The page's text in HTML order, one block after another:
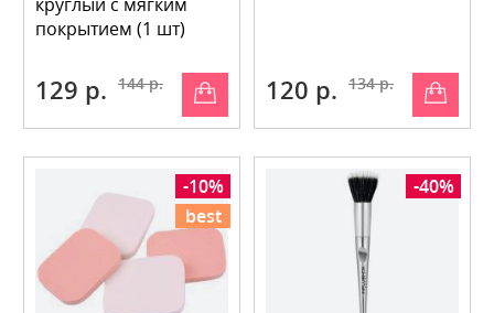
покрытием (1 шт)
129 р. 144 р. 120 р. 134 р.
-10%
best
-40%